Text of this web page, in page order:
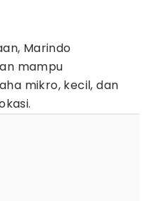
Marindo
mampu
mikro, kecil, dan